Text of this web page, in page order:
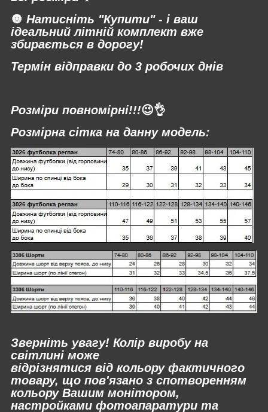
🔘 Натисніть "Купити" - і ваш
ідеальний літній комплект вже
збирається в дорогу!
Термін відправки до 3 робочих днів
Розміри повномірні!!!😉👌
Розмірна сітка на данну модель:
Зверніть увагу! Колір виробу на
світлині може
відрізнятися від кольору фактичного
товару, що пов'язано з спотворенням
кольору Вашим монітором,
настройками фотоапаратури та